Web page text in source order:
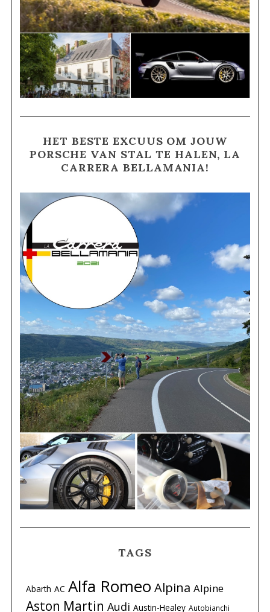
HET BESTE EXCUUS OM JOUW
PORSCHE VAN STAL TE HALEN, LA
CARRERA BELLAMANIA!
TAGS
Abarth AC Alfa Romeo Alpina Alpine
Aston Martin Audi Austin-Healey Autobianchi